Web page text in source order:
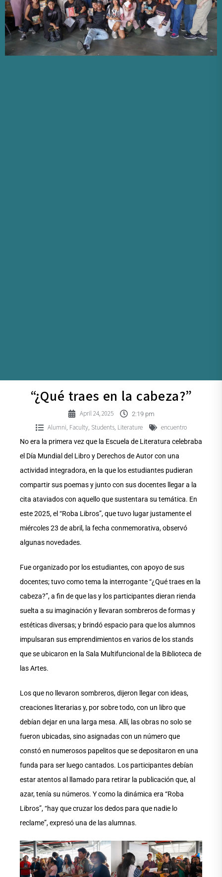
“¿Qué traes en la cabeza?”
April 24, 2025 2:19 pm
Alumni Faculty, Students, Literature encuentro
No era la primera vez que la Escuela de Literatura celebraba
el Día Mundial del Libro y Derechos de Autor con una
actividad integradora, en la que los estudiantes pudieran
compartir sus poemas y junto con sus docentes llegar a la
cita ataviados con aquello que sustentara su temática. En
este 2025, el “Roba Libros”, que tuvo lugar justamente el
miércoles 23 de abril, la fecha conmemorativa, observó
algunas novedades.
Fue organizado por los estudiantes, con apoyo de sus
docentes; tuvo como tema la interrogante “¿Qué traes en la
cabeza?”, a fin de que las y los participantes dieran rienda
suelta a su imaginación y llevaran sombreros de formas y
estéticas diversas; y brindó espacio para que los alumnos
impulsaran sus emprendimientos en varios de los stands
que se ubicaron en la Sala Multifuncional de la Biblioteca de
las Artes.
Los que no llevaron sombreros, dijeron llegar con ideas,
creaciones literarias y, por sobre todo, con un libro que
debían dejar en una larga mesa. Allí, las obras no solo se
fueron ubicadas, sino asignadas con un número que
constó en numerosos papelitos que se depositaron en una
funda para ser luego cantados. Los participantes debían
estar atentos al llamado para retirar la publicación que, al
azar, tenía su números. Y como la dinámica era “Roba
Libros”, “hay que cruzar los dedos para que nadie lo
reclame”, expresó una de las alumnas.